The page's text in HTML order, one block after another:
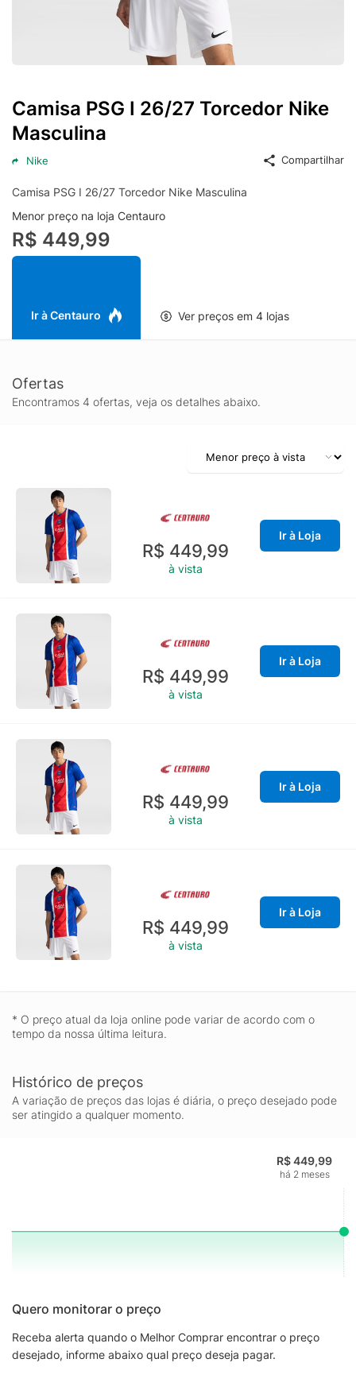
Camisa PSG I 26/27 Torcedor Nike
Masculina
Nike Compartilhar
Camisa PSG I 26/27 Torcedor Nike Masculina
Menor preço na loja Centauro
R$ 449,99
Ir à Centauro Ver preços em 4 lojas
Ofertas
Encontramos 4 ofertas, veja os detalhes abaixo.
R$ 449,99
à vista
Ir à Loja
R$ 449,99
à vista
Ir à Loja
R$ 449,99
à vista
Ir à Loja
R$ 449,99
à vista
Ir à Loja
* O preço atual da loja online pode variar de acordo com o
tempo da nossa última leitura.
Histórico de preços
A variação de preços das lojas é diária, o preço desejado pode
ser atingido a qualquer momento.
R$ 449,99
há 2 meses
Quero monitorar o preço
Receba alerta quando o Melhor Comprar encontrar o preço
desejado, informe abaixo qual preço deseja pagar.